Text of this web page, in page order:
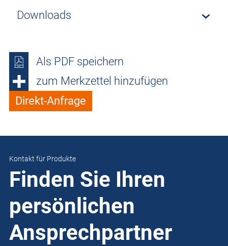
Downloads
Als PDF speichern
zum Merkzettel hinzufügen
Direkt-Anfrage
Kontakt für Produkte
Finden Sie Ihren
persönlichen
Ansprechpartner